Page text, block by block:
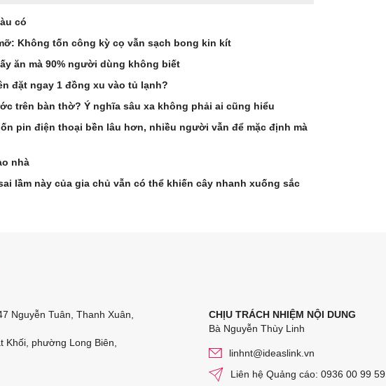
có
Không tốn công kỳ cọ vẫn sạch bong kin kít
ăn mà 90% người dùng không biết
đặt ngay 1 đồng xu vào tủ lạnh?
trên bàn thờ? Ý nghĩa sâu xa không phải ai cũng hiểu
pin điện thoại bền lâu hơn, nhiều người vẫn để mặc định mà
nhà
lầm này của gia chủ vẫn có thể khiến cây nhanh xuống sắc
Nguyễn Tuân, Thanh Xuân,
Khối, phường Long Biên,
CHỊU TRÁCH NHIỆM NỘI DUNG
Bà Nguyễn Thùy Linh
linhnt@ideaslink.vn
Liên hệ Quảng cáo: 0936 00 99 59